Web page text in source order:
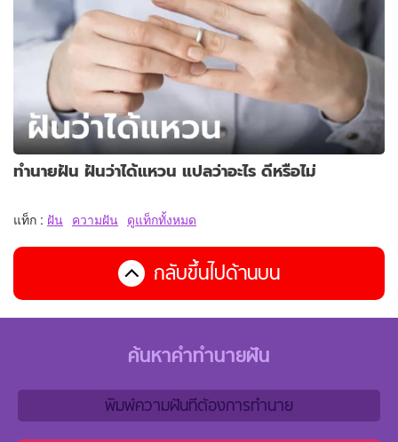
ทำนายฝัน ฝันว่าได้แหวน แปลว่าอะไร ดีหรือไม่
แท็ก : ฝัน ความฝัน ดูแท็กทั้งหมด
กลับขึ้นไปด้านบน
ค้นหาคำทำนายฝัน